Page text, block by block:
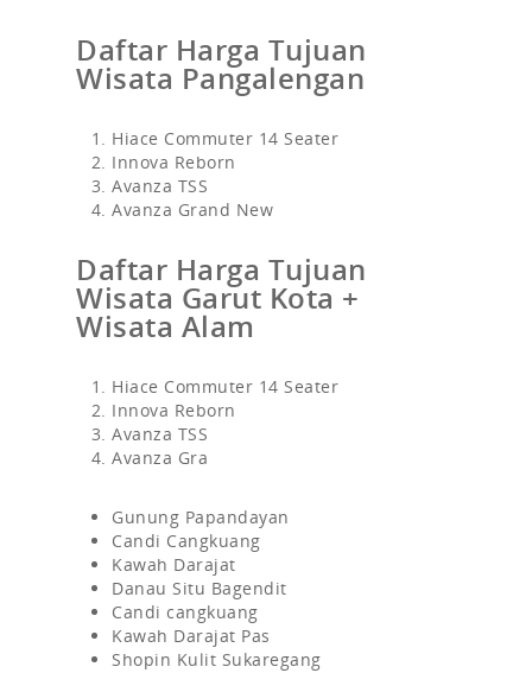
Daftar Harga Tujuan
Wisata Pangalengan
Hiace Commuter 14 Seater
Innova Reborn
Avanza TSS
Avanza Grand New
Daftar Harga Tujuan
Wisata Garut Kota +
Wisata Alam
Hiace Commuter 14 Seater
Innova Reborn
Avanza TSS
Avanza Gra
Gunung Papandayan
Candi Cangkuang
Kawah Darajat
Danau Situ Bagendit
Candi cangkuang
Kawah Darajat Pas
Shopin Kulit Sukaregang